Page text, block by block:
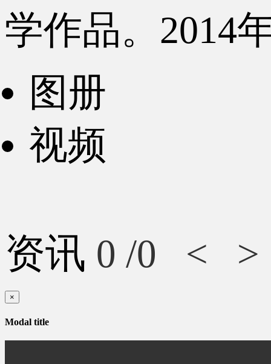
学作品。2014
图册
视频
资讯 0 /0 < >
×
Modal title